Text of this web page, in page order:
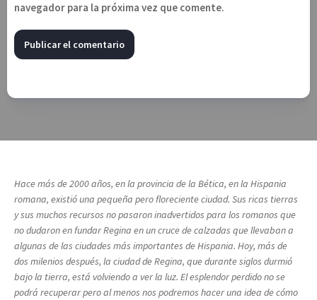
navegador para la próxima vez que comente.
Hace más de 2000 años, en la provincia de la Bética, en la Hispania
romana, existió una pequeña pero floreciente ciudad. Sus ricas tierras
y sus muchos recursos no pasaron inadvertidos para los romanos que
no dudaron en fundar Regina en un cruce de calzadas que llevaban a
algunas de las ciudades más importantes de Hispania. Hoy, más de
dos milenios después, la ciudad de Regina, que durante siglos durmió
bajo la tierra, está volviendo a ver la luz. El esplendor perdido no se
podrá recuperar pero al menos nos podremos hacer una idea de cómo